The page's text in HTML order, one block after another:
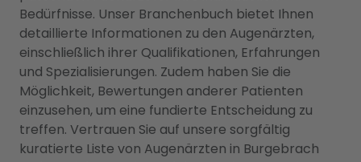
Bedürfnisse. Unser Branchenbuch bietet Ihnen
detaillierte Informationen zu den Augenärzten,
einschließlich ihrer Qualifikationen, Erfahrungen
und Spezialisierungen. Zudem haben Sie die
Möglichkeit, Bewertungen anderer Patienten
einzusehen, um eine fundierte Entscheidung zu
treffen. Vertrauen Sie auf unsere sorgfältig
kuratierte Liste von Augenärzten in Burgebrach